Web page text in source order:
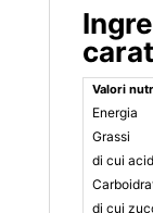
Valori
Energia
Grassi
di cui
di cui